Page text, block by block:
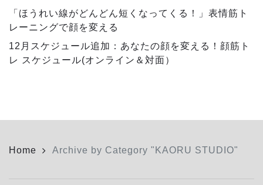
「ほうれい線がどんどん短くなってくる！」表情筋ト
レーニングで顔を変える
12月スケジュール追加：あなたの顔を変える！顔筋ト
レ スケジュール(オンライン＆対面）
Home Archive by Category "KAORU STUDIO"